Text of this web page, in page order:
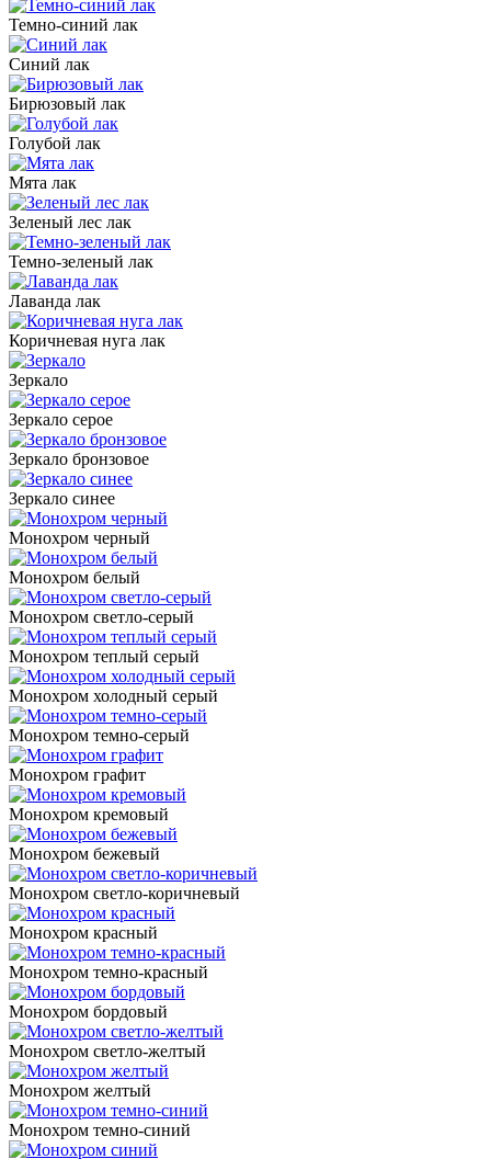
Темно-синий лак
Синий лак
Бирюзовый лак
Голубой лак
Мята лак
Зеленый лес лак
Темно-зеленый лак
Лаванда лак
Коричневая нуга лак
Зеркало
Зеркало серое
Зеркало бронзовое
Зеркало синее
Монохром черный
Монохром белый
Монохром светло-серый
Монохром теплый серый
Монохром холодный серый
Монохром темно-серый
Монохром графит
Монохром кремовый
Монохром бежевый
Монохром светло-коричневый
Монохром красный
Монохром темно-красный
Монохром бордовый
Монохром светло-желтый
Монохром желтый
Монохром темно-синий